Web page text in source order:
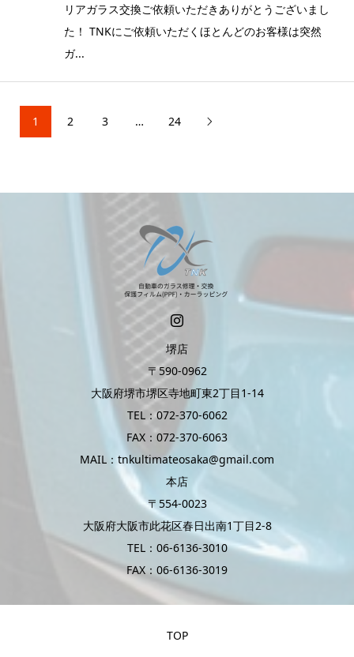
リアガラス交換ご依頼いただきありがとうございまし
た！ TNKにご依頼いただくほとんどのお客様は突然
ガ...
1 2 3 … 24 
堺店
〒590-0962
大阪府堺市堺区寺地町東2丁目1-14
TEL：072-370-6062
FAX：072-370-6063
MAIL：tnkultimateosaka@gmail.com
本店
〒554-0023
大阪府大阪市此花区春日出南1丁目2-8
TEL：06-6136-3010
FAX：06-6136-3019
TOP